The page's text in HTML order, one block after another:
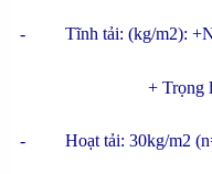
- Tĩnh tải: (kg/m2):
+ Trọng lượng
- Hoạt tải: 30kg/m2